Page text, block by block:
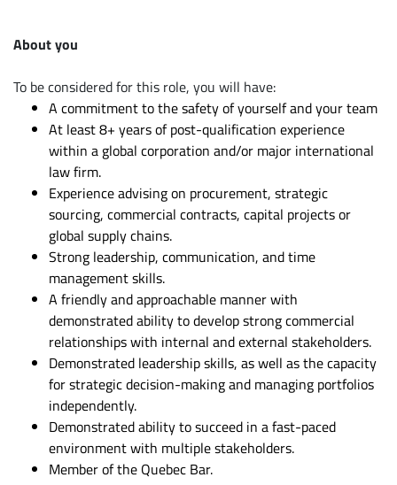
About you
To be considered for this role, you will have:
A commitment to the safety of yourself and your team
At least 8+ years of post-qualification experience
within a global corporation and/or major international
law firm.
Experience advising on procurement, strategic
sourcing, commercial contracts, capital projects or
global supply chains.
Strong leadership, communication, and time
management skills.
A friendly and approachable manner with
demonstrated ability to develop strong commercial
relationships with internal and external stakeholders.
Demonstrated leadership skills, as well as the capacity
for strategic decision-making and managing portfolios
independently.
Demonstrated ability to succeed in a fast-paced
environment with multiple stakeholders.
Member of the Quebec Bar.